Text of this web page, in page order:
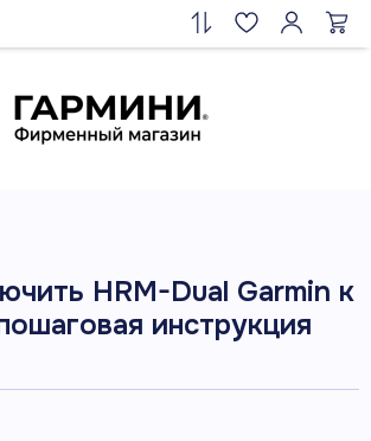
HRM-Dual Garmin к
инструкция